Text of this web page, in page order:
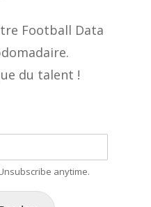
Football Data
du talent !
anytime.